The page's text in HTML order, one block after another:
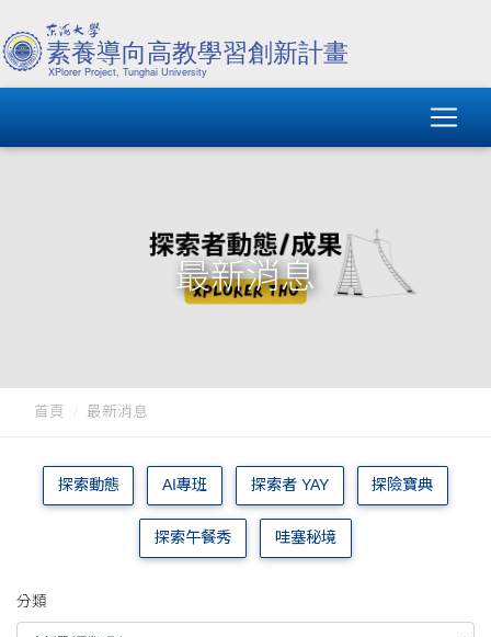
最新消息
首頁 最新消息
探索動態 AI專班 探索者 YAY 探險寶典
探索午餐秀 哇塞秘境
分類